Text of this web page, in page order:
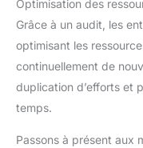
Optimisation des
Grâce à un audit, les
optimisant les
continuellement de
duplication d’efforts et
temps.
Passons à présent aux